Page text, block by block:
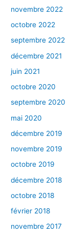
novembre 2022
octobre 2022
septembre 2022
décembre 2021
juin 2021
octobre 2020
septembre 2020
mai 2020
décembre 2019
novembre 2019
octobre 2019
décembre 2018
octobre 2018
février 2018
novembre 2017